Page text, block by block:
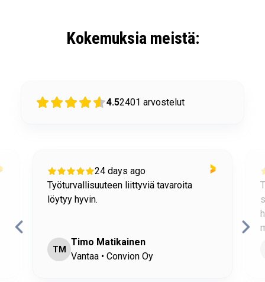
Kokemuksia meistä:
4.52401 arvostelut
24 days ago
Työturvallisuuteen liittyviä tavaroita
löytyy hyvin.
TM
Timo Matikainen
Vantaa • Convion Oy